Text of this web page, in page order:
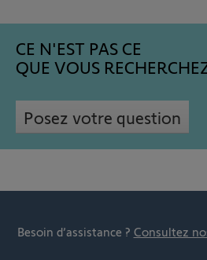
CE N'EST PAS CE
QUE VOUS
Posez votre question
Besoin d’assistance ? Consultez